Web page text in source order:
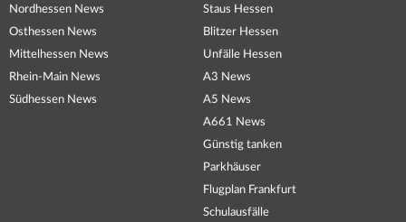
Nordhessen News
Osthessen News
Mittelhessen News
Rhein-Main News
Südhessen News
Staus Hessen
Blitzer Hessen
Unfälle Hessen
A3 News
A5 News
A661 News
Günstig tanken
Parkhäuser
Flugplan Frankfurt
Schulausfälle